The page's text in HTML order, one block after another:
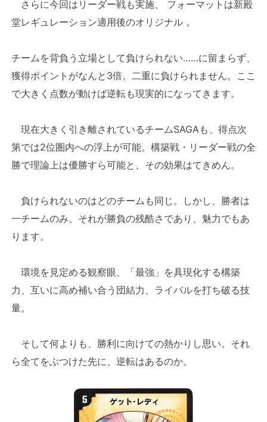
さらに今回はリーダー戦も実施、 フォーマットは新殿
堂レギュレーション適用後のオリジナル 。
チームを背負う立場として負けられない……に留まらず、
獲得ポイントがなんと3倍。二重に負けられません。ここ
で大きく点数が動けば逆転も現実的になってきます。
現在大きく引き離されているチームSAGAも、得点次
第では2位圏内への浮上が可能。構築戦・リーダー戦の全
勝で理論上は優勝すら可能と、その効果はてきめん。
負けられないのはどのチームも同じ。しかし、勝者は
一チームのみ。それが勝負の残酷さであり、魅力でもあ
ります。
環境を見定める観察眼、「最強」を具現化する構築
力、互いに高め補い合う団結力、ライバルを打ち破る技
量。
そして何よりも、勝利に向けての熱かりし思い。それ
ら全てをぶつけた先に、逆転はあるのか。